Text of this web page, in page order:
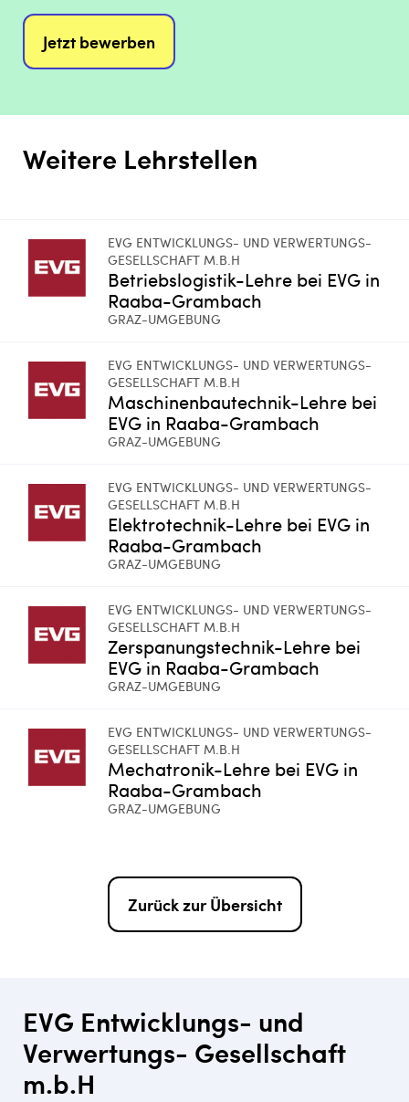
Jetzt bewerben
Weitere Lehrstellen
EVG ENTWICKLUNGS- UND VERWERTUNGS-
GESELLSCHAFT M.B.H
Betriebslogistik-Lehre bei EVG in
Raaba-Grambach
GRAZ-UMGEBUNG
EVG ENTWICKLUNGS- UND VERWERTUNGS-
GESELLSCHAFT M.B.H
Maschinenbautechnik-Lehre bei
EVG in Raaba-Grambach
GRAZ-UMGEBUNG
EVG ENTWICKLUNGS- UND VERWERTUNGS-
GESELLSCHAFT M.B.H
Elektrotechnik-Lehre bei EVG in
Raaba-Grambach
GRAZ-UMGEBUNG
EVG ENTWICKLUNGS- UND VERWERTUNGS-
GESELLSCHAFT M.B.H
Zerspanungstechnik-Lehre bei
EVG in Raaba-Grambach
GRAZ-UMGEBUNG
EVG ENTWICKLUNGS- UND VERWERTUNGS-
GESELLSCHAFT M.B.H
Mechatronik-Lehre bei EVG in
Raaba-Grambach
GRAZ-UMGEBUNG
Zurück zur Übersicht
EVG Entwicklungs- und
Verwertungs- Gesellschaft
m.b.H